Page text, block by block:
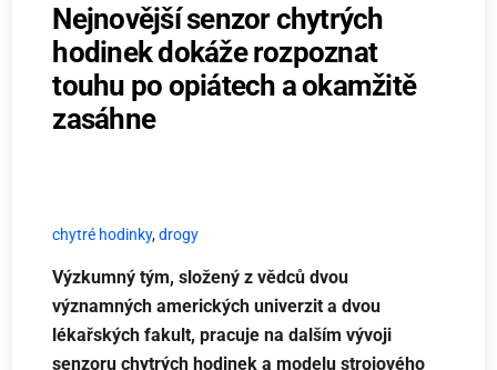
Nejnovější senzor chytrých
hodinek dokáže rozpoznat
touhu po opiátech a okamžitě
zasáhne
chytré hodinky,drogy
Výzkumný tým, složený z vědců dvou
významných amerických univerzit a dvou
lékařských fakult, pracuje na dalším vývoji
senzoru chytrých hodinek a modelu strojového